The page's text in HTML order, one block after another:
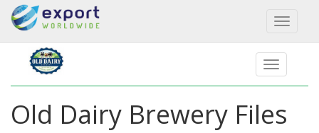
Toggle
Old Dairy Brewery Files